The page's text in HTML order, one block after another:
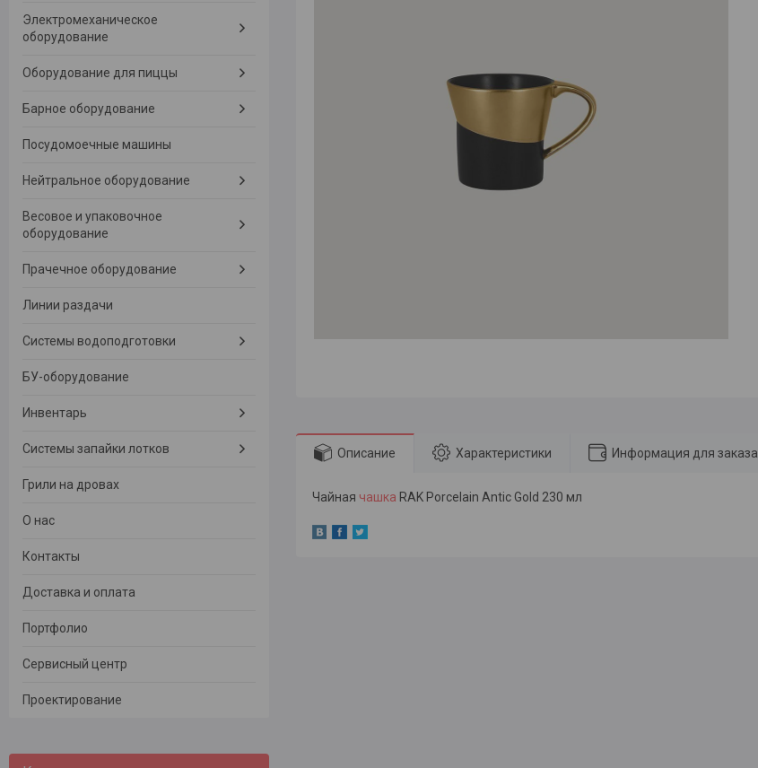
Описание Характеристики Информация для заказа
Чайная чашка RAK Porcelain Antic Gold 230 мл
Электромеханическое
оборудование
Оборудование для пиццы
Барное оборудование
Посудомоечные машины
Нейтральное оборудование
Весовое и упаковочное
оборудование
Прачечное оборудование
Линии раздачи
Системы водоподготовки
БУ-оборудование
Инвентарь
Системы запайки лотков
Грили на дровах
О нас
Контакты
Доставка и оплата
Портфолио
Сервисный центр
Проектирование